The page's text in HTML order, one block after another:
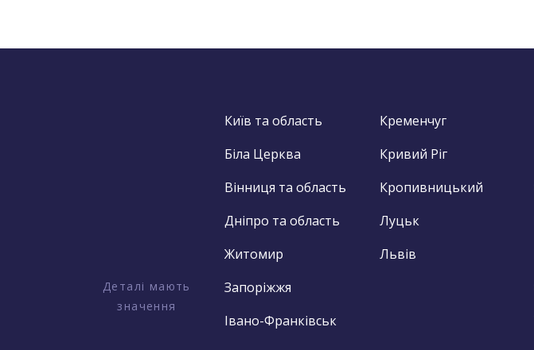
Деталі мають
значення
Київ та область
Біла Церква
Вінниця та область
Дніпро та область
Житомир
Запоріжжя
Івано-Франківськ
Кременчуг
Кривий Ріг
Кропивницький
Луцьк
Львів